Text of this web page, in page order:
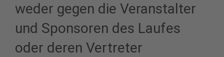
weder gegen die Veranstalter
und Sponsoren des Laufes
oder deren Vertreter